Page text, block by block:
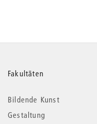
Weitere
Informationen
Fakultäten
Bildende Kunst
Gestaltung